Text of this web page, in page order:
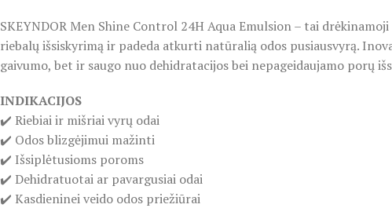
SKEYNDOR Men Shine Control 24H Aqua Emulsion – tai
riebalų išsiskyrimą ir padeda atkurti natūralią odos pusiausvyrą.
gaivumo, bet ir saugo nuo dehidratacijos bei nepageidaujamo porų
INDIKACIJOS
✔️ Riebiai ir mišriai vyrų odai
✔️ Odos blizgėjimui mažinti
✔️ Išsiplėtusioms poroms
✔️ Dehidratuotai ar pavargusiai odai
✔️ Kasdieninei veido odos priežiūrai